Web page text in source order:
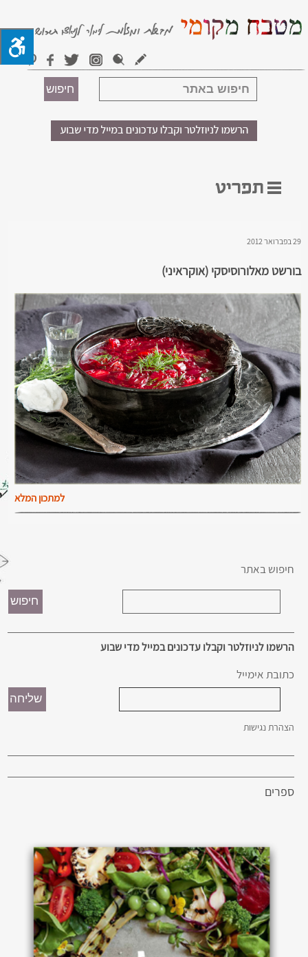
29 בפברואר 2012
בורשט מאלורוסיסקי (אוקראיני)
למתכון המלא
חיפוש באתר
הרשמו לניוזלטר וקבלו עדכונים במייל מדי שבוע
כתובת אימייל
הצהרת נגישות
ספרים